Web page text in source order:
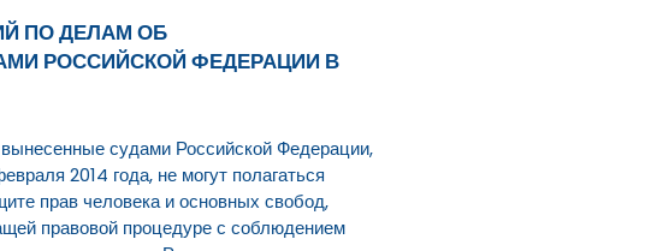
ПО ДЕЛАМ ОБ
РОССИЙСКОЙ ФЕДЕРАЦИИ В
судами Российской Федерации,
2014 года, не могут полагаться
прав человека и основных свобод,
правовой процедуре с соблюдением